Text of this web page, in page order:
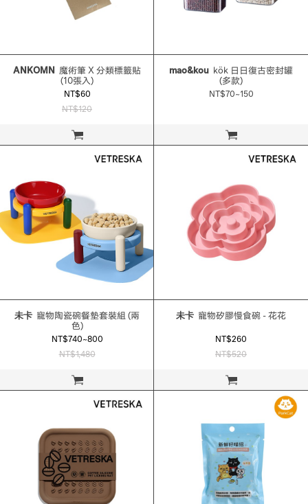
立即購買
ANKOMN
(10張入)
NT$60
NT$120
立即購買
mao&kou
(多款)
NT$70~150
立即購買
未卡
色)
NT$740~800
NT$1,480
立即購買
未卡 寵物矽膠慢食碗 - 花花
NT$260
NT$520